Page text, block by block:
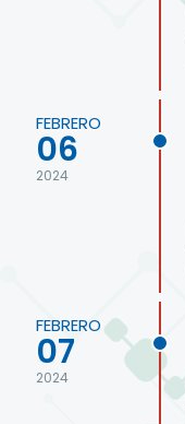
FEBRERO
06
2024
FEBRERO
07
2024